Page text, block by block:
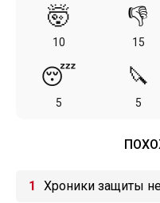
🤯
10
👎
15
😴
5
🔪
5
Хроники защиты